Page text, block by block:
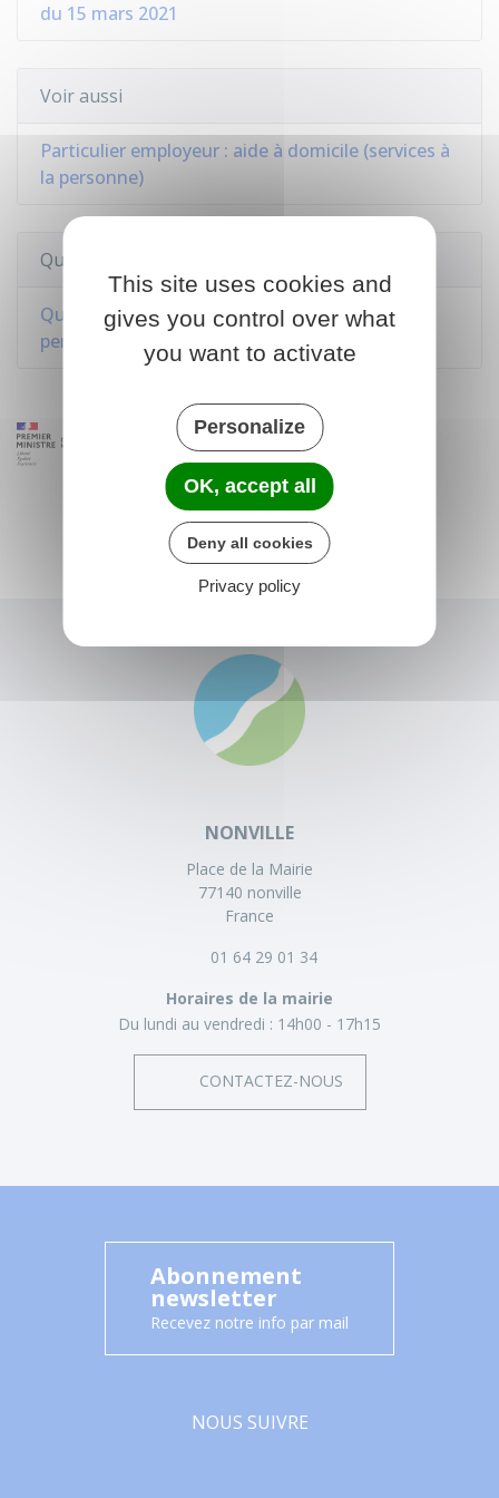
du 15 mars 2021
Voir aussi
Particulier employeur : aide à domicile (services à
la personne)
Questions ? Réponses !
Quelles sont les activités de services à la
personne et comment y recourir ?
NONVILLE
Place de la Mairie
77140 nonville
France
01 64 29 01 34
Horaires de la mairie
Du lundi au vendredi : 14h00 - 17h15
CONTACTEZ-NOUS
Abonnement
newsletter
Recevez notre info par mail
NOUS SUIVRE
This site uses cookies and
gives you control over what
you want to activate
Personalize
OK, accept all
Deny all cookies
Privacy policy